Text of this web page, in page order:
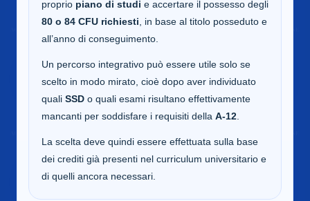
proprio piano di studi e accertare il possesso degli
80 o 84 CFU richiesti , in base al titolo posseduto e
all’anno di conseguimento.
Un percorso integrativo può essere utile solo se
scelto in modo mirato, cioè dopo aver individuato
quali SSD o quali esami risultano effettivamente
mancanti per soddisfare i requisiti della A-12
La scelta deve quindi essere effettuata sulla base
dei crediti già presenti nel curriculum universitario e
di quelli ancora necessari.